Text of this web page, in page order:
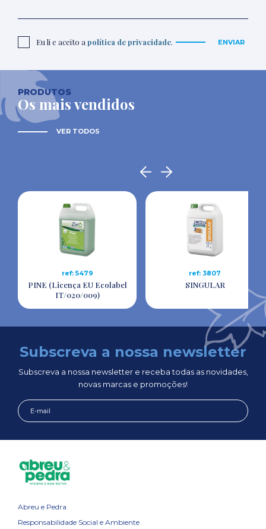
Eu li e aceito a política de privacidade. ENVIAR
PRODUTOS
Os mais vendidos
VER TODOS
ref: 5479
PINE (Licença EU Ecolabel
IT/020/009)
ref: 3807
SINGULAR
Subscreva a nossa newsletter
Subscreva a nossa newsletter e receba todas as novidades,
novas marcas e promoções!
Abreu e Pedra
Responsabilidade Social e Ambiente